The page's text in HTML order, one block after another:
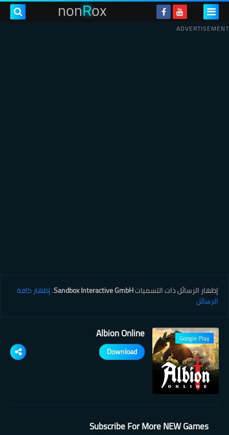
nonRox
ADVERTISEMENT
‏إظهار الرسائل ذات التسمياتSandbox Interactive GmbH
.إظهار كافة
الرسائل
Google Play
Albion Online
Download
Subscribe For More NEW Games